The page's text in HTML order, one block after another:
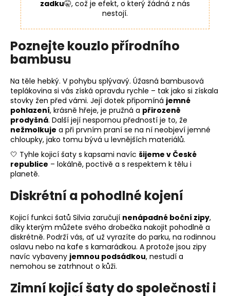
zadku🤫, což je efekt, o který žádná z nás
nestojí.
Poznejte kouzlo přírodního
bambusu
Na těle hebký. V pohybu splývavý. Úžasná bambusová
teplákovina si vás získá opravdu rychle – tak jako si získala
stovky žen před vámi. Její dotek připomíná jemné
pohlazení, krásně hřeje, je pružná a přirozeně
prodyšná. Další její nespornou předností je to, že
nežmolkuje a při prvním praní se na ní neobjeví jemné
chloupky, jako tomu bývá u levnějších materiálů.
🤍 Tyhle kojicí šaty s kapsami navíc šijeme v České
republice – lokálně, poctivě a s respektem k tělu i
planetě.
Diskrétní a pohodlné kojení
Kojicí funkci šatů Silvia zaručují nenápadné boční zipy,
díky kterým můžete svého drobečka nakojit pohodlně a
diskrétně. Podrží vás, ať už vyrazíte do parku, na rodinnou
oslavu nebo na kafe s kamarádkou. A protože jsou zipy
navíc vybaveny jemnou podsádkou, nestudí a
nemohou se zatrhnout o kůži.
Zimní kojicí šaty do společnosti i